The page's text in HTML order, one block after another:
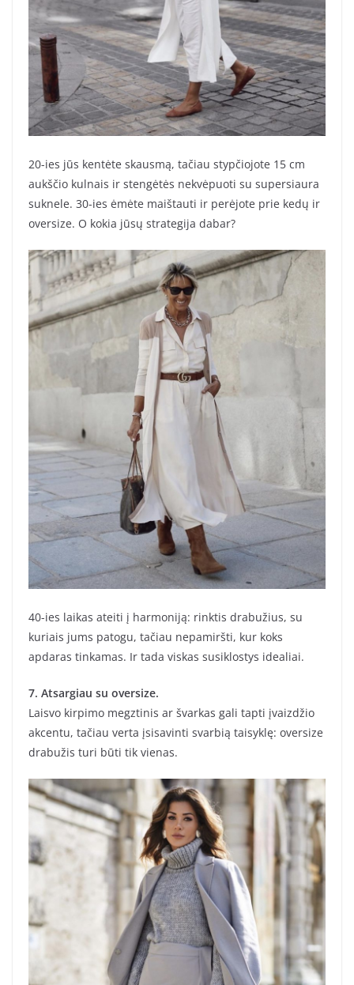
20-ies jūs kentėte skausmą, tačiau stypčiojote 15 cm
aukščio kulnais ir stengėtės nekvėpuoti su supersiaura
suknele. 30-ies ėmėte maištauti ir perėjote prie kedų ir
oversize. O kokia jūsų strategija dabar?
40-ies laikas ateiti į harmoniją: rinktis drabužius, su
kuriais jums patogu, tačiau nepamiršti, kur koks
apdaras tinkamas. Ir tada viskas susiklostys idealiai.
7. Atsargiau su oversize.
Laisvo kirpimo megztinis ar švarkas gali tapti įvaizdžio
akcentu, tačiau verta įsisavinti svarbią taisyklę: oversize
drabužis turi būti tik vienas.